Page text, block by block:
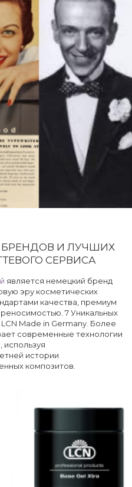
И ЛУЧШИХ
СЕРВИСА
является немецкий бренд
эру косметических
качества, премиум
7 Уникальных
Made in Germany. Более
современные технологии
используя
истории
композитов.